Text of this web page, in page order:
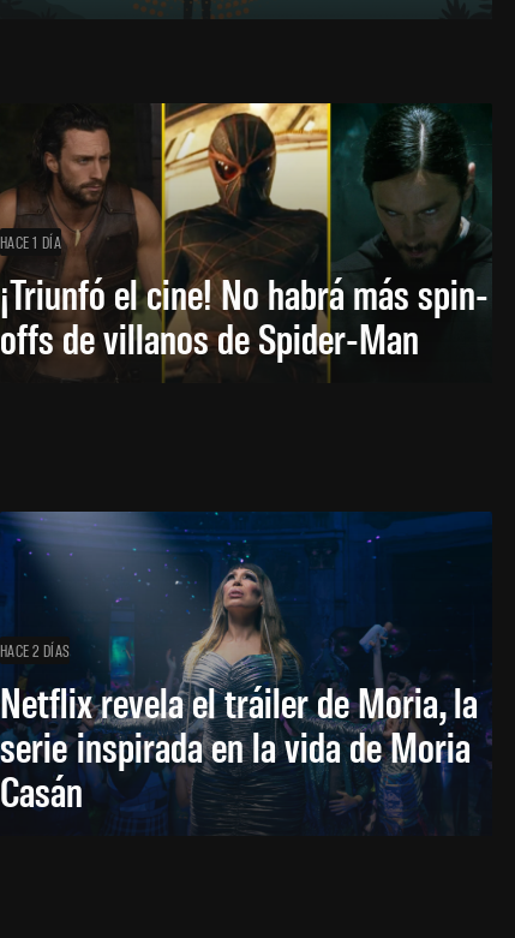
HACE 1 DÍA
¡Triunfó el cine! No habrá más spin-
offs de villanos de Spider-Man
HACE 2 DÍAS
Netflix revela el tráiler de Moria, la
serie inspirada en la vida de Moria
Casán